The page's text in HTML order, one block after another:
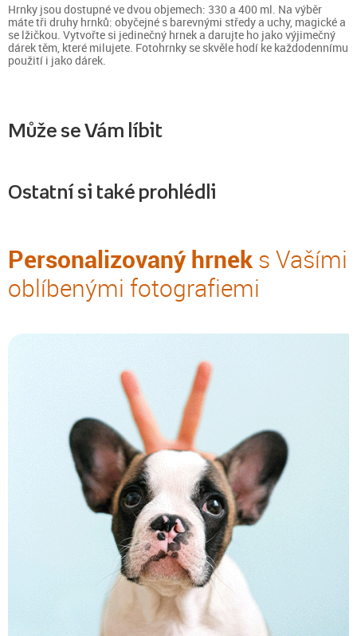
Hrnky jsou dostupné ve dvou objemech: 330 a 400 ml. Na výběr
máte tři druhy hrnků: obyčejné s barevnými středy a uchy, magické a
se lžičkou. Vytvořte si jedinečný hrnek a darujte ho jako výjimečný
dárek těm, které milujete. Fotohrnky se skvěle hodí ke každodennímu
použití i jako dárek.
Může se Vám líbit
Ostatní si také prohlédli
Personalizovaný hrneks Vašími
oblíbenými fotografiemi